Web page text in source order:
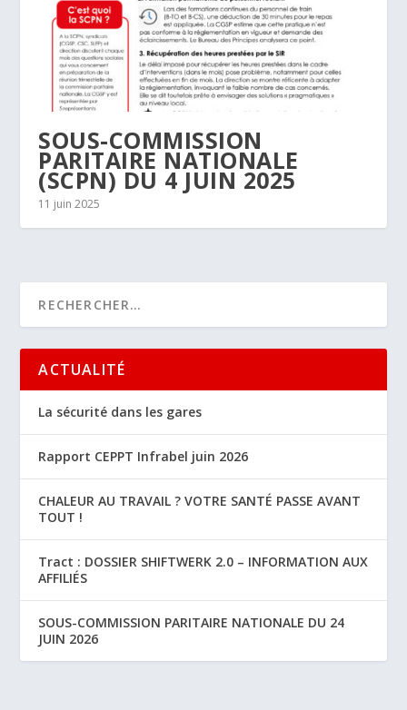
SOUS-COMMISSION
PARITAIRE NATIONALE
(SCPN) DU 4 JUIN 2025
11 juin 2025
ACTUALITÉ
La sécurité dans les gares
Rapport CEPPT Infrabel juin 2026
CHALEUR AU TRAVAIL ? VOTRE SANTÉ PASSE AVANT
TOUT !
Tract : DOSSIER SHIFTWERK 2.0 – INFORMATION AUX
AFFILIÉS
SOUS-COMMISSION PARITAIRE NATIONALE DU 24
JUIN 2026